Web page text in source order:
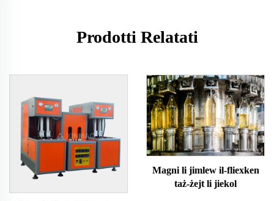
Prodotti Relatati
Magni li jimlew il-fliexken
taż-żejt li jiekol